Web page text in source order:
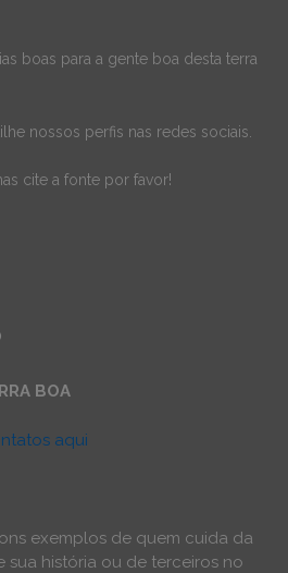
boas para a gente boa desta terra
nossos perfis nas redes sociais.
cite a fonte por favor!
BOA
aqui
exemplos de quem cuida da
sua história ou de terceiros no